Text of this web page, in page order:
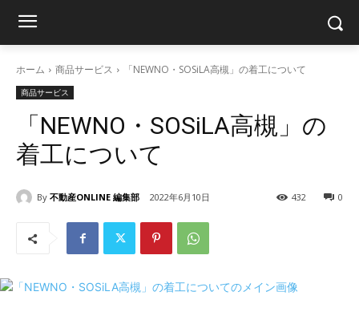
ホーム 商品サービス 「NEWNO・SOSiLA高槻」の着工について
商品サービス
「NEWNO・SOSiLA高槻」の
着工について
By 不動産ONLINE 編集部 2022年6月10日 0
432